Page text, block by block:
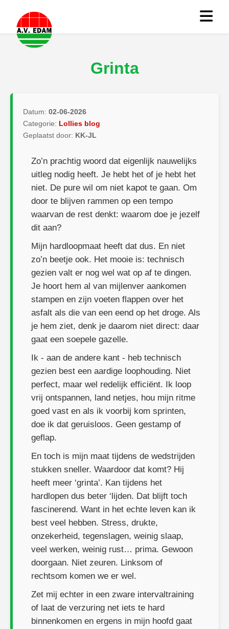
Grinta
Datum: 02-06-2026
Categorie: Lollies blog
Geplaatst door: KK-JL
Zo’n prachtig woord dat eigenlijk nauwelijks
uitleg nodig heeft. Je hebt het of je hebt het
niet. De pure wil om niet kapot te gaan. Om
door te blijven rammen op een tempo
waarvan de rest denkt: waarom doe je jezelf
dit aan?
Mijn hardloopmaat heeft dat dus. En niet
zo’n beetje ook. Het mooie is: technisch
gezien valt er nog wel wat op af te dingen.
Je hoort hem al van mijlenver aankomen
stampen en zijn voeten flappen over het
asfalt als die van een eend op het droge. Als
je hem ziet, denk je daarom niet direct: daar
gaat een soepele gazelle.
Ik - aan de andere kant - heb technisch
gezien best een aardige loophouding. Niet
perfect, maar wel redelijk efficiënt. Ik loop
vrij ontspannen, land netjes, hou mijn ritme
goed vast en als ik voorbij kom sprinten,
doe ik dat geruisloos. Geen gestamp of
geflap.
En toch is mijn maat tijdens de wedstrijden
stukken sneller. Waardoor dat komt? Hij
heeft meer ‘grinta’. Kan tijdens het
hardlopen dus beter ‘lijden. Dat blijft toch
fascinerend. Want in het echte leven kan ik
best veel hebben. Stress, drukte,
onzekerheid, tegenslagen, weinig slaap,
veel werken, weinig rust… prima. Gewoon
doorgaan. Niet zeuren. Linksom of
rechtsom komen we er wel.
Zet mij echter in een zware intervaltraining
of laat de verzuring net iets te hard
binnenkomen en ergens in mijn hoofd gaat